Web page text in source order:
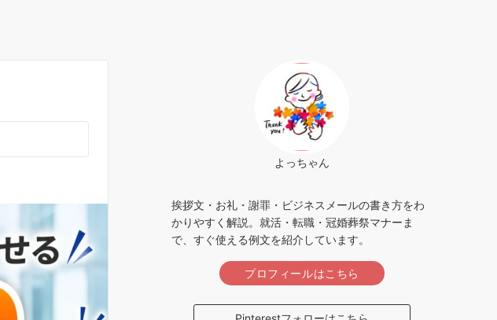
よっちゃん
挨拶文・お礼・謝罪・ビジネスメールの書き方をわ
かりやすく解説。就活・転職・冠婚葬祭マナーま
で、すぐ使える例文を紹介しています。
プロフィールはこちら